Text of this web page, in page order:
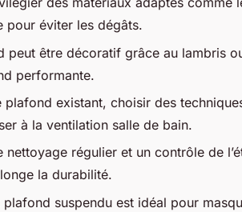
pour éviter les dégâts.
peut être décoratif grâce au lambris
performante.
plafond existant, choisir des
à la ventilation salle de bain.
nettoyage régulier et un contrôle de
la durabilité.
suspendu est idéal pour